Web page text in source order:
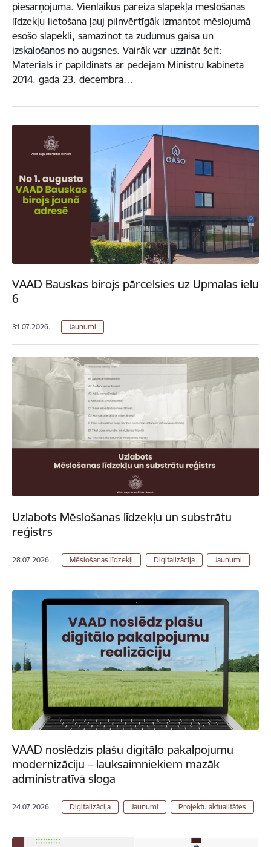
piesārņojuma. Vienlaikus pareiza slāpekļa mēslošanas
līdzekļu lietošana ļauj pilnvērtīgāk izmantot mēslojumā
esošo slāpekli, samazinot tā zudumus gaisā un
izskalošanos no augsnes. Vairāk var uzzināt šeit:
Materiāls ir papildināts ar pēdējām Ministru kabineta
2014. gada 23. decembra…
VAAD Bauskas birojs pārcelsies uz Upmalas ielu
6
31.07.2026. Jaunumi
Uzlabots Mēslošanas līdzekļu un substrātu
reģistrs
28.07.2026. Mēslošanas līdzekļi Digitalizācija Jaunumi
VAAD noslēdzis plašu digitālo pakalpojumu
modernizāciju – lauksaimniekiem mazāk
administratīvā sloga
24.07.2026. Digitalizācija Jaunumi Projektu aktualitātes